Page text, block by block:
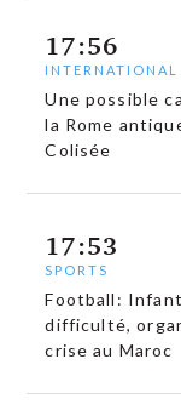
17:56
INTERNATIONAL
Une possible
la Rome
Colisée
17:53
SPORTS
Football:
difficulté,
crise au Maroc